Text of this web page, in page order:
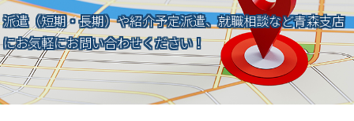
派遣（短期・長期）や紹介予定派遣、就職相談など青森支店
にお気軽にお問い合わせください！